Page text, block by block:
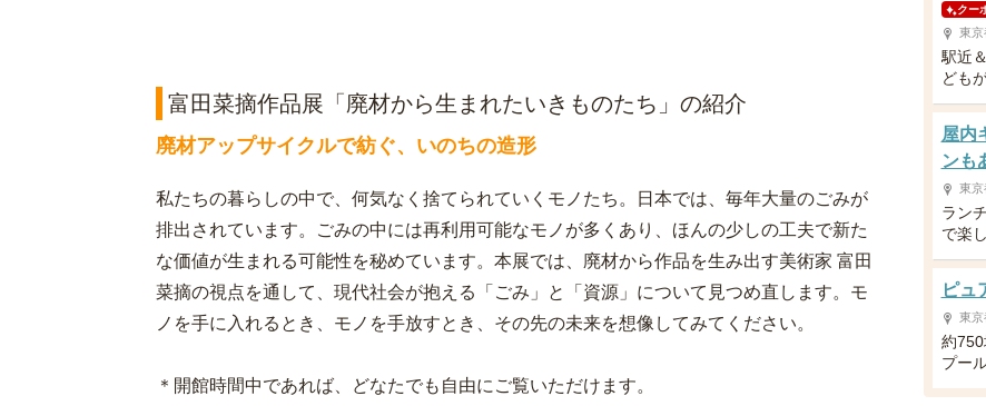
富田菜摘作品展「廃材から生まれたいきものたち」の紹介
廃材アップサイクルで紡ぐ、いのちの造形
私たちの暮らしの中で、何気なく捨てられていくモノたち。日本では、毎年大量のごみが
排出されています。ごみの中には再利用可能なモノが多くあり、ほんの少しの工夫で新た
な価値が生まれる可能性を秘めています。本展では、廃材から作品を生み出す美術家 富田
菜摘の視点を通して、現代社会が抱える「ごみ」と「資源」について見つめ直します。モ
ノを手に入れるとき、モノを手放すとき、その先の未来を想像してみてください。
＊開館時間中であれば、どなたでも自由にご覧いただけます。
クー
東京
駅近
ども
屋内
ンも
東京
ラン
で楽
ピュ
東京
約
プー